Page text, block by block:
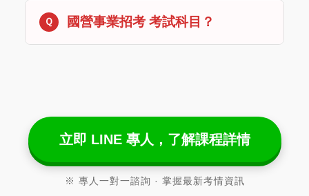
國營事業招考 考試科目？
立即 LINE 專人，了解課程詳情
※ 專人一對一諮詢 · 掌握最新考情資訊